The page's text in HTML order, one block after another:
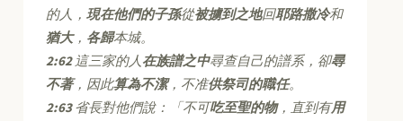
的人，現在他們的子孫從被擄到之地回耶路撒冷和
猶大， 各歸本城。
2:62這三家的人在族譜之中尋查自己的譜系，卻尋
不著，因此算為不潔，不准供祭司的職任。
2:63省長對他們說：「不可吃至聖的物，直到有用